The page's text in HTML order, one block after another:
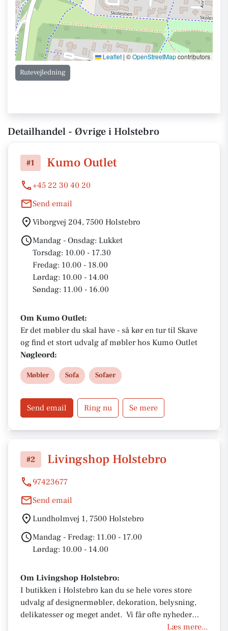
Leaflet | ©OpenStreetMapcontributors
Rutevejledning
Detailhandel - Øvrige i Holstebro
#1 Kumo Outlet
+45 22 30 40 20
Send email
Viborgvej 204, 7500 Holstebro
Mandag - Onsdag: Lukket
Torsdag: 10.00 - 17.30
Fredag: 10.00 - 18.00
Lørdag: 10.00 - 14.00
Søndag: 11.00 - 16.00
Om Kumo Outlet:
Er det møbler du skal have - så kør en tur til Skave
og find et stort udvalg af møbler hos Kumo Outlet
Nøgleord:
Møbler Sofa Sofaer
Send email Ring nu Se mere
#2 Livingshop Holstebro
97423677
Send email
Lundholmvej 1, 7500 Holstebro
Mandag - Fredag: 11.00 - 17.00
Lørdag: 10.00 - 14.00
Om Livingshop Holstebro:
I butikken i Holstebro kan du se hele vores store
udvalg af designermøbler, dekoration, belysning,
delikatesser og meget andet. Vi får ofte nyheder
hjem, og vi arbejder hele tiden på at lave nyeLæs mere...